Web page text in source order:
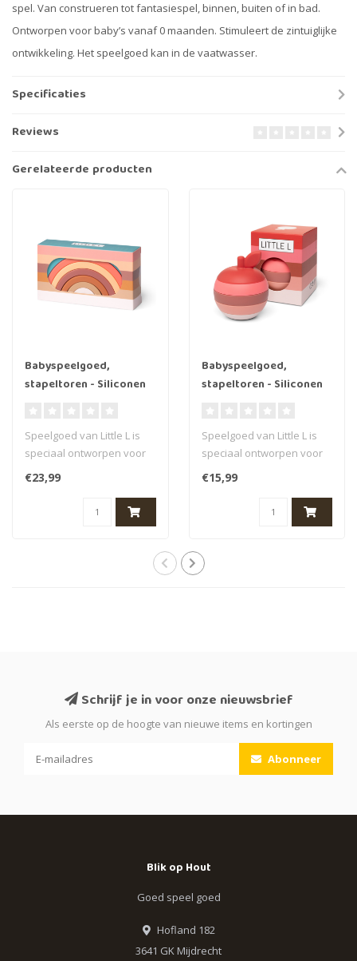
spel. Van construeren tot fantasiespel, binnen, buiten of in bad.
Ontworpen voor baby’s vanaf 0 maanden. Stimuleert de zintuiglijke
ontwikkeling. Het speelgoed kan in de vaatwasser.
Specificaties
Reviews
Gerelateerde producten
Babyspeelgoed,
stapeltoren - Siliconen
Speelgoed van Little L is
speciaal ontworpen voor
prod..
€23,99
Babyspeelgoed,
stapeltoren - Siliconen
Speelgoed van Little L is
speciaal ontworpen voor
prod..
€15,99
Schrijf je in voor onze nieuwsbrief
Als eerste op de hoogte van nieuwe items en kortingen
Abonneer
Blik op Hout
Goed speel goed
Hofland 182
3641 GK Mijdrecht